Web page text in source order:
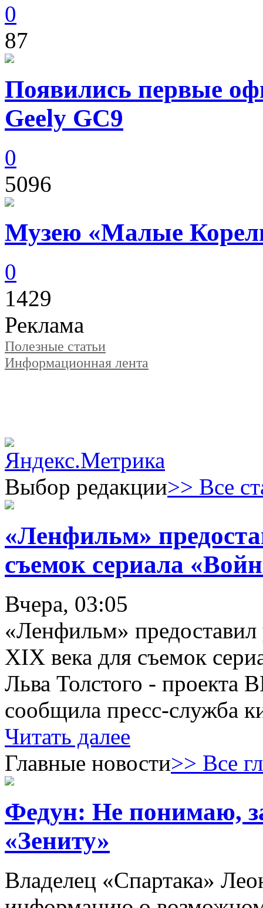
0
87
Появились первые
Geely GC9
0
5096
Музею «Малые
0
1429
Реклама
Полезные статьи
Информационная лента
Выбор редакции>> Все
«Ленфильм»
съемок сериала
Вчера, 03:05
«Ленфильм»
XIX века для съемок
Льва Толстого - проекта
сообщила пресс-служба
Читать далее
Главные новости>> Все
Федун: Не понимаю,
«Зениту»
Владелец «Спартака»